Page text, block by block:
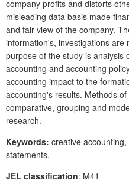
company profits and distorts
misleading data basis made
and fair view of the company.
information's, investigations
purpose of the study is analysis
accounting and accounting
accounting impact to the
accounting's results. Methods
comparative, grouping and
research.
Keywords: creative
statements.
JEL classification: M41